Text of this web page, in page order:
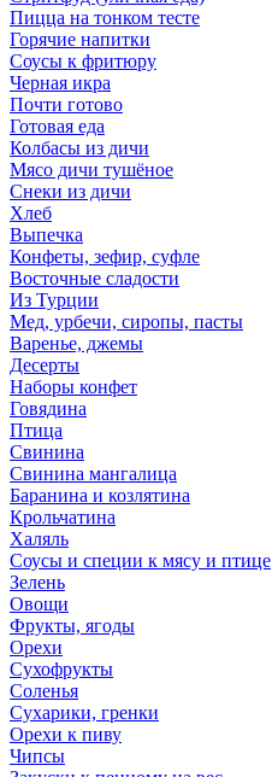
Пицца на тонком тесте
Горячие напитки
Соусы к фритюру
Черная икра
Почти готово
Готовая еда
Колбасы из дичи
Мясо дичи тушёное
Снеки из дичи
Хлеб
Выпечка
Конфеты, зефир, суфле
Восточные сладости
Из Турции
Мед, урбечи, сиропы, пасты
Варенье, джемы
Десерты
Наборы конфет
Говядина
Птица
Свинина
Свинина мангалица
Баранина и козлятина
Крольчатина
Халяль
Соусы и специи к мясу и птице
Зелень
Овощи
Фрукты, ягоды
Орехи
Сухофрукты
Соленья
Сухарики, гренки
Орехи к пиву
Чипсы